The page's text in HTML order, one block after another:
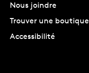
Nous joindre
Trouver une boutique
Accessibilité